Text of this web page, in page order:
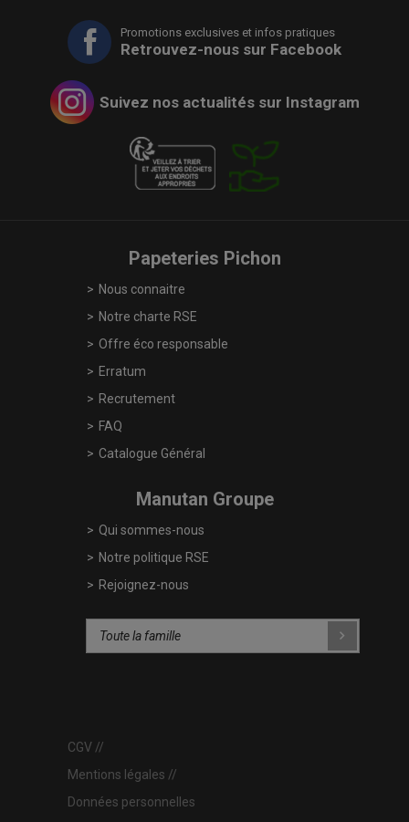
Promotions exclusives et infos pratiques
Retrouvez-nous sur Facebook
Suivez nos actualités sur Instagram
Papeteries Pichon
Nous connaitre
Notre charte RSE
Offre éco responsable
Erratum
Recrutement
FAQ
Catalogue Général
Manutan Groupe
Qui sommes-nous
Notre politique RSE
Rejoignez-nous
CGV
Mentions légales
Données personnelles